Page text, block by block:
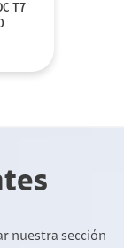
T7
nuestra sección